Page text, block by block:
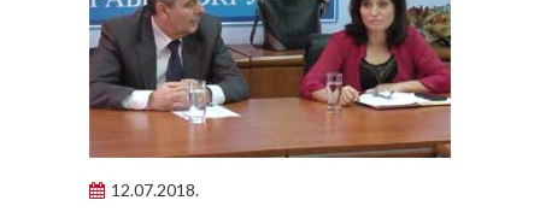
12.07.2018.